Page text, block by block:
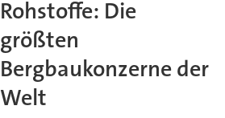
Rohstoffe: Die
größten
Bergbaukonzerne der
Welt